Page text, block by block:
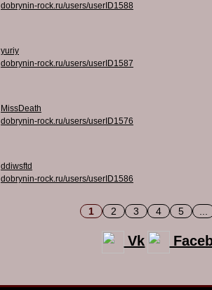
dobrynin-rock.ru/users/userID1588
yuriy
dobrynin-rock.ru/users/userID1587
MissDeath
dobrynin-rock.ru/users/userID1576
ddiwsftd
dobrynin-rock.ru/users/userID1586
1 2 3 4 5
Vk